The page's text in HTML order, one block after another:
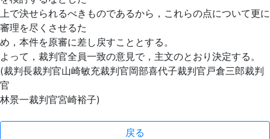
上で決せられるべきものであるから，これらの点について更に
審理を尽くさせるた
め，本件を原審に差し戻すこととする。
よって，裁判官全員一致の意見で，主文のとおり決定する。
(裁判長裁判官山崎敏充裁判官岡部喜代子裁判官戸倉三郎裁判
官
林景一裁判官宮崎裕子)
戻る